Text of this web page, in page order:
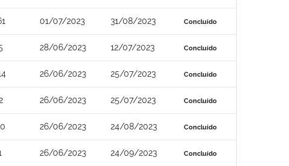
01/07/2023 31/08/2023 Concluído
28/06/2023 12/07/2023 Concluído
26/06/2023 25/07/2023 Concluído
26/06/2023 25/07/2023 Concluído
26/06/2023 24/08/2023 Concluído
26/06/2023 24/09/2023 Concluído